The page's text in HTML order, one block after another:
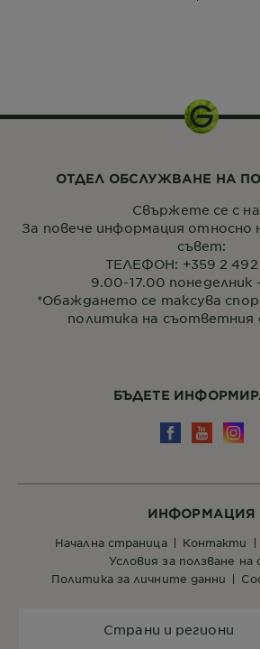
ИНФОРМАЦИЯ
начална страница контакти
условия за ползване на
политика за личните данни
Страни и региони
БЪДЕТЕ
ОТДЕЛ ОБСЛУЖВАНЕ НА
Свържете се с
За повече информация относно
съвет:
ТЕЛЕФОН: +359 2 492
9.00-17.00 понеделник
*Обаждането се таксува
политика на съответния